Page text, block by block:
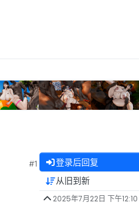
#1 登录后回复
从旧到新
2025年7月22日 下午12:10